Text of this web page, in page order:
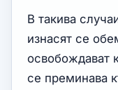
В такива
изнасят се
освобождават
се преминава